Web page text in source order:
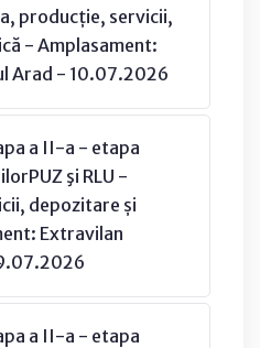
producție, servicii,
- Amplasament:
Arad - 10.07.2026
a II-a - etapa
şi RLU -
depozitare și
Extravilan
a II-a - etapa